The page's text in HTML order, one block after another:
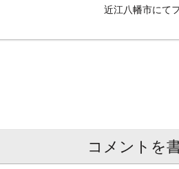
近江八幡市にて
コメントを